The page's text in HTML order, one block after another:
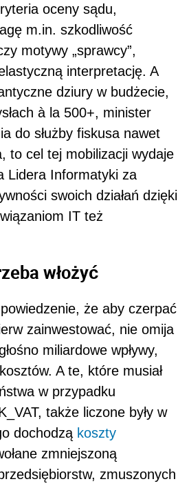
oceny sądu,
m.in. szkodliwość
motywy „sprawcy”,
interpretację. A
dziury w budżecie,
à la 500+, minister
do służby fiskusa nawet
to cel tej mobilizacji wydaje
Lidera Informatyki za
swoich działań dzięki
IT też
włożyć
że aby czerpać
zainwestować, nie omija
miliardowe wpływy,
A te, które musiał
w przypadku
także liczone były w
dochodzą koszty
zmniejszoną
zmuszonych